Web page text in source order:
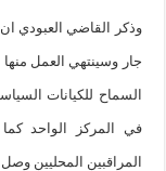
جار وسينتهي العمل منها
السماح للكيانات
في المركز الواحد
المراقبين المحليين وصل الي 50 الف